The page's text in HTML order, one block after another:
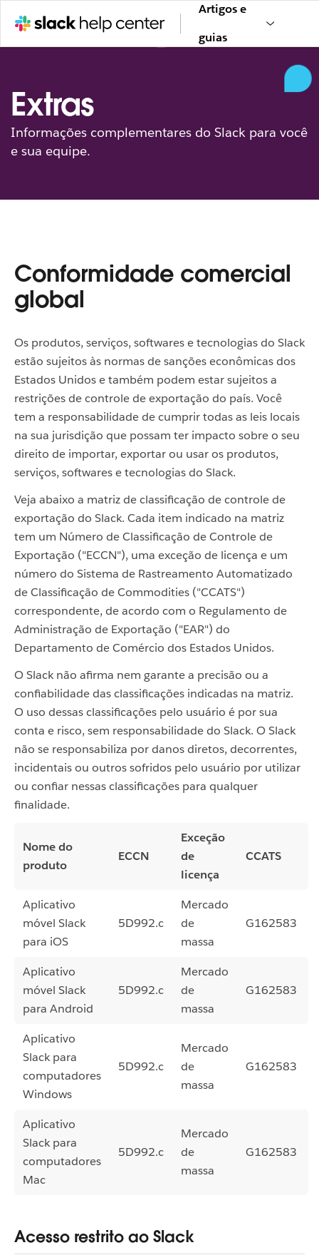
Artigos e
guias
Extras
Informações complementares do Slack para você
e sua equipe.
Conformidade comercial
global
Os produtos, serviços, softwares e tecnologias do Slack
estão sujeitos às normas de sanções econômicas dos
Estados Unidos e também podem estar sujeitos a
restrições de controle de exportação do país. Você
tem a responsabilidade de cumprir todas as leis locais
na sua jurisdição que possam ter impacto sobre o seu
direito de importar, exportar ou usar os produtos,
serviços, softwares e tecnologias do Slack.
Veja abaixo a matriz de classificação de controle de
exportação do Slack. Cada item indicado na matriz
tem um Número de Classificação de Controle de
Exportação ("ECCN"), uma exceção de licença e um
número do Sistema de Rastreamento Automatizado
de Classificação de Commodities ("CCATS")
correspondente, de acordo com o Regulamento de
Administração de Exportação ("EAR") do
Departamento de Comércio dos Estados Unidos.
O Slack não afirma nem garante a precisão ou a
confiabilidade das classificações indicadas na matriz.
O uso dessas classificações pelo usuário é por sua
conta e risco, sem responsabilidade do Slack. O Slack
não se responsabiliza por danos diretos, decorrentes,
incidentais ou outros sofridos pelo usuário por utilizar
ou confiar nessas classificações para qualquer
finalidade.
Nome do
produto
ECCN
Exceção
de
licença
CCATS
Aplicativo
móvel Slack
para iOS
5D992.c
Mercado
de
massa
G162583
Aplicativo
móvel Slack
para Android
5D992.c
Mercado
de
massa
G162583
Aplicativo
Slack para
computadores
Windows
5D992.c
Mercado
de
massa
G162583
Aplicativo
Slack para
computadores
Mac
5D992.c
Mercado
de
massa
G162583
Acesso restrito ao Slack